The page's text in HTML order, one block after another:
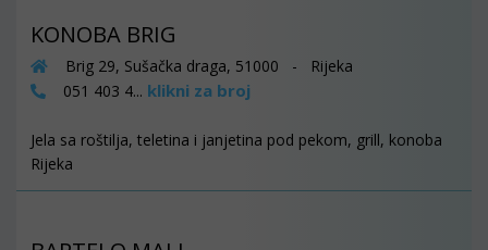
KONOBA BRIG
Brig 29, Sušačka draga, 51000 - Rijeka
051 403 4... klikni za broj
Jela sa roštilja, teletina i janjetina pod pekom, grill, konoba
Rijeka